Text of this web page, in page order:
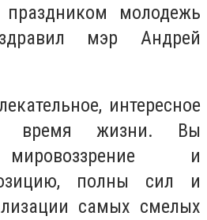
молодежь
мэр Андрей
интересное
время жизни. Вы
и
полны сил и
самых смелых